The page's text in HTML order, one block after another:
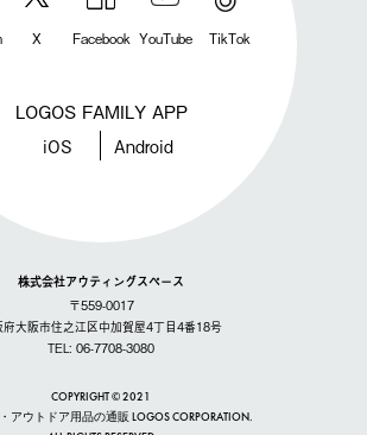
X Facebook YouTube TikTok
LOGOS FAMILY APP
iOS Android
株式会社アウティングスペース
〒559-0017
府大阪市住之江区中加賀屋4丁目4番18号
TEL: 06-7708-3080
COPYRIGHT © 2021
アウトドア用品の通販 LOGOS CORPORATION.